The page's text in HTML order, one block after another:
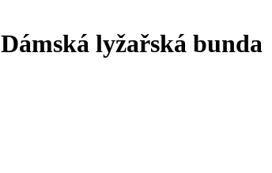
Dámská lyžařská bunda